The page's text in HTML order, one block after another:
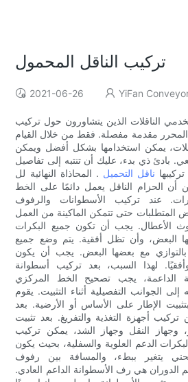
تركيب الناقل المحمول
2021-06-26 YiFan
الناقلات الذين يتشاورون حول تركيب
المحرر مقدمة مفصلة. فقط من خلال القيام
يمكن استخدامها بشكل أفضل ويمكن
بادئ ذي بدء، عليك أن تنتبه إلى تفاصيل
ناقل التحميل . المحاذاة النهائية لل
أن الحزام الناقل يعمل دائمًا على الخط
عند تركيب الأسطوانات والرفوف
المتطلبات حتى تتمكن الماكينة من العمل
الأعطال. يجب أن تكون جميع البكرات
البعض، وأن تظل أفقية. يتم وضع جميع
مع بعضها البعض. يجب أن يكون
لهذا السبب، بعد تركيب أسطوانة
الداعمة، يجب تصحيح الخط المركزي
إلى الجوانب التفصيلية أثناء التثبيت. يقوم
الإطار على الأساس أو الأرضية. بعد
تركيب أجهزة التغذية والتفريغ. بعد تثبيت
وجهاز النقل وجهاز الشد، يمكن تركيب
الدعم العلوية والسفلية، بحيث يكون
يتغير ببطء، والمسافة بين رفوف
الدوران هي رف الأسطوانة الداعم العادي.